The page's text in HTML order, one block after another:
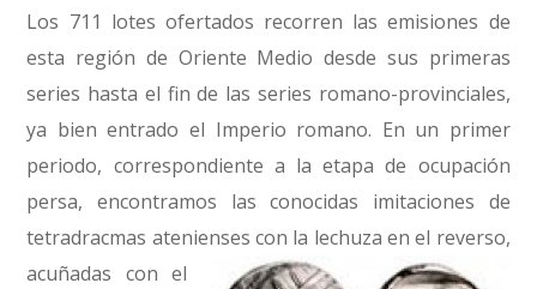
Los 711 lotes ofertados recorren las emisiones de
esta región de Oriente Medio desde sus primeras
series hasta el fin de las series romano-provinciales,
ya bien entrado el Imperio romano. En un primer
periodo, correspondiente a la etapa de ocupación
persa, encontramos las conocidas imitaciones de
tetradracmas ateniensescon la lechuza en el reverso,
acuñadas con el